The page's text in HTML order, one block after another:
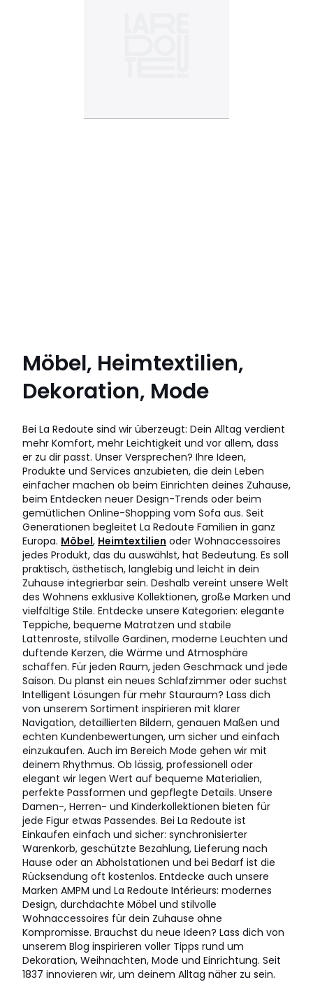
Möbel, Heimtextilien,
Dekoration, Mode
Bei La Redoute sind wir überzeugt: Dein Alltag verdient
mehr Komfort, mehr Leichtigkeit und vor allem, dass
er zu dir passt. Unser Versprechen? Ihre Ideen,
Produkte und Services anzubieten, die dein Leben
einfacher machen ob beim Einrichten deines Zuhause,
beim Entdecken neuer Design-Trends oder beim
gemütlichen Online-Shopping vom Sofa aus. Seit
Generationen begleitet La Redoute Familien in ganz
Europa. Möbel, Heimtextilien oder Wohnaccessoires
jedes Produkt, das du auswählst, hat Bedeutung. Es soll
praktisch, ästhetisch, langlebig und leicht in dein
Zuhause integrierbar sein. Deshalb vereint unsere Welt
des Wohnens exklusive Kollektionen, große Marken und
vielfältige Stile. Entdecke unsere Kategorien: elegante
Teppiche, bequeme Matratzen und stabile
Lattenroste, stilvolle Gardinen, moderne Leuchten und
duftende Kerzen, die Wärme und Atmosphäre
schaffen. Für jeden Raum, jeden Geschmack und jede
Saison. Du planst ein neues Schlafzimmer oder suchst
Intelligent Lösungen für mehr Stauraum? Lass dich
von unserem Sortiment inspirieren mit klarer
Navigation, detaillierten Bildern, genauen Maßen und
echten Kundenbewertungen, um sicher und einfach
einzukaufen. Auch im Bereich Mode gehen wir mit
deinem Rhythmus. Ob lässig, professionell oder
elegant wir legen Wert auf bequeme Materialien,
perfekte Passformen und gepflegte Details. Unsere
Damen-, Herren- und Kinderkollektionen bieten für
jede Figur etwas Passendes. Bei La Redoute ist
Einkaufen einfach und sicher: synchronisierter
Warenkorb, geschützte Bezahlung, Lieferung nach
Hause oder an Abholstationen und bei Bedarf ist die
Rücksendung oft kostenlos. Entdecke auch unsere
Marken AMPM und La Redoute Intérieurs: modernes
Design, durchdachte Möbel und stilvolle
Wohnaccessoires für dein Zuhause ohne
Kompromisse. Brauchst du neue Ideen? Lass dich von
unserem Blog inspirieren voller Tipps rund um
Dekoration, Weihnachten, Mode und Einrichtung. Seit
1837 innovieren wir, um deinem Alltag näher zu sein.